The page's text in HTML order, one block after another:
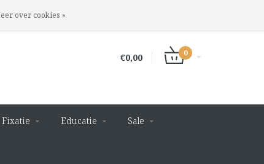
€0,00 0
Fixatie Educatie Sale
over cookies »